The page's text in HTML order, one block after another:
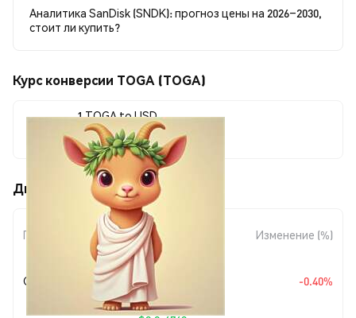
Аналитика SanDisk (SNDK): прогноз цены на 2026–2030,
стоит ли купить?
Курс конверсии TOGA (TOGA)
1 TOGA to USD
$0.00001684
Движения цены TOGA (TOGA)
Период
Изменение
суммы
Изменение (%)
Сегодня + $0.0 -0.40%